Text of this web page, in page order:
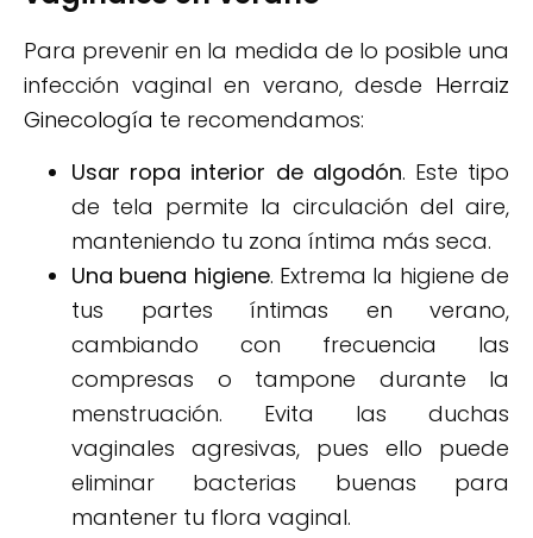
Para prevenir en la medida de lo posible una
infección vaginal en verano, desde Herraiz
Ginecología te recomendamos:
Usar ropa interior de algodón. Este tipo
de tela permite la circulación del aire,
manteniendo tu zona íntima más seca.
Una buena higiene. Extrema la higiene de
tus partes íntimas en verano,
cambiando con frecuencia las
compresas o tampone durante la
menstruación. Evita las duchas
vaginales agresivas, pues ello puede
eliminar bacterias buenas para
mantener tu flora vaginal.